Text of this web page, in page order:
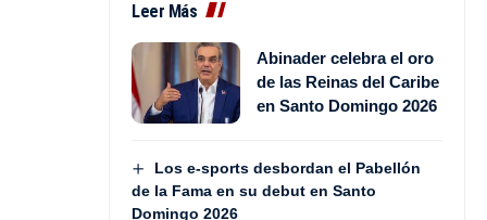
Leer Más
Abinader celebra el oro
de las Reinas del Caribe
en Santo Domingo 2026
Los e-sports desbordan el Pabellón
de la Fama en su debut en Santo
Domingo 2026